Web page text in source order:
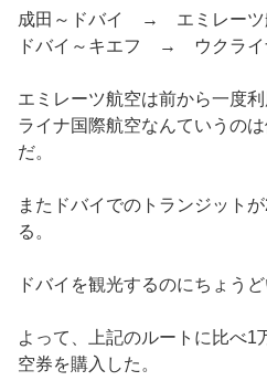
成田～ドバイ → エミレーツ
ドバイ～キエフ → ウクライ
エミレーツ航空は前から一度
ライナ国際航空なんていうの
だ。
またドバイでのトランジット
る。
ドバイを観光するのにちょうど
よって、上記のルートに比べ1
空券を購入した。